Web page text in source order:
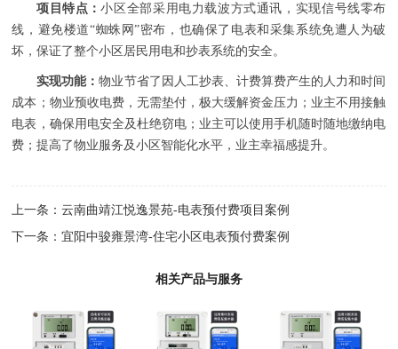
项目特点：小区全部采用电力载波方式通讯，实现信号线零布
线，避免楼道“蜘蛛网”密布，也确保了电表和采集系统免遭人为破
坏，保证了整个小区居民用电和抄表系统的安全。
实现功能：物业节省了因人工抄表、计费算费产生的人力和时间
成本；物业预收电费，无需垫付，极大缓解资金压力；业主不用接触
电表，确保用电安全及杜绝窃电；业主可以使用手机随时随地缴纳电
费；提高了物业服务及小区智能化水平，业主幸福感提升。
上一条：云南曲靖江悦逸景苑-电表预付费项目案例
下一条：宜阳中骏雍景湾-住宅小区电表预付费案例
相关产品与服务